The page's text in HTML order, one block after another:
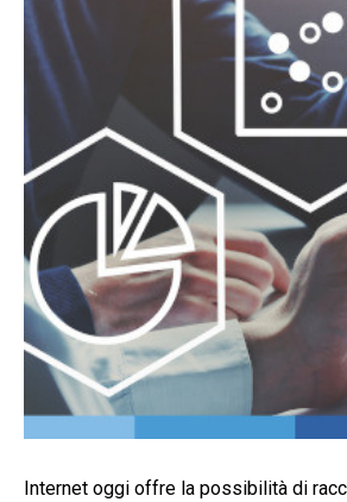
Internet oggi offre la possibilità di